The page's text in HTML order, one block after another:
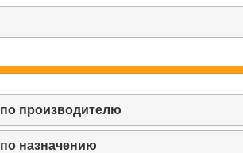
производителю
назначению